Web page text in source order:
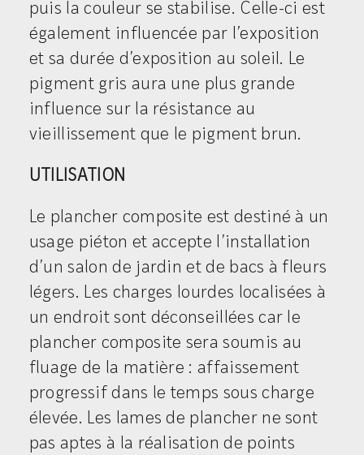
puis la couleur se stabilise. Celle-ci est
également influencée par l’exposition
et sa durée d’exposition au soleil. Le
pigment gris aura une plus grande
influence sur la résistance au
vieillissement que le pigment brun.
UTILISATION
Le plancher composite est destiné à un
usage piéton et accepte l’installation
d’un salon de jardin et de bacs à fleurs
légers. Les charges lourdes localisées à
un endroit sont déconseillées car le
plancher composite sera soumis au
fluage de la matière : affaissement
progressif dans le temps sous charge
élevée. Les lames de plancher ne sont
pas aptes à la réalisation de points